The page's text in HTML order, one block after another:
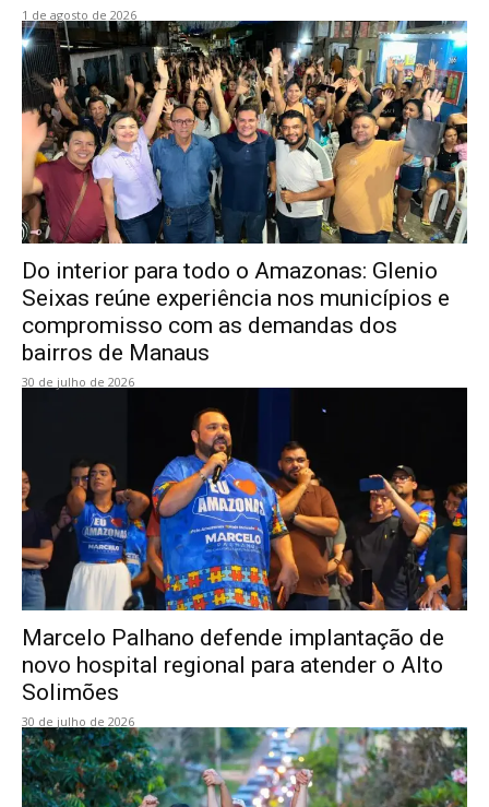
1 de agosto de 2026
Do interior para todo o Amazonas: Glenio
Seixas reúne experiência nos municípios e
compromisso com as demandas dos
bairros de Manaus
30 de julho de 2026
Marcelo Palhano defende implantação de
novo hospital regional para atender o Alto
Solimões
30 de julho de 2026